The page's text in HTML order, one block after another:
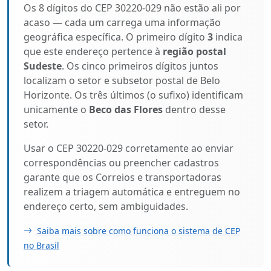
Os 8 dígitos do CEP 30220-029 não estão ali por
acaso — cada um carrega uma informação
geográfica específica. O primeiro dígito 3 indica
que este endereço pertence à região postal
Sudeste. Os cinco primeiros dígitos juntos
localizam o setor e subsetor postal de Belo
Horizonte. Os três últimos (o sufixo) identificam
unicamente o Beco das Flores dentro desse
setor.
Usar o CEP 30220-029 corretamente ao enviar
correspondências ou preencher cadastros
garante que os Correios e transportadoras
realizem a triagem automática e entreguem no
endereço certo, sem ambiguidades.
Saiba mais sobre como funciona o sistema de CEP
no Brasil